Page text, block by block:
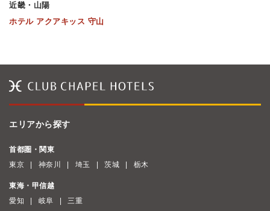
近畿・山陽
ホテル アクアキッス 守山
エリアから探す
首都圏・関東
東京
神奈川 埼玉 茨城 栃木
東海・甲信越
愛知
岐阜 三重